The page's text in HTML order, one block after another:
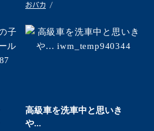
おバカ
高級車を洗車中と思いき
や...